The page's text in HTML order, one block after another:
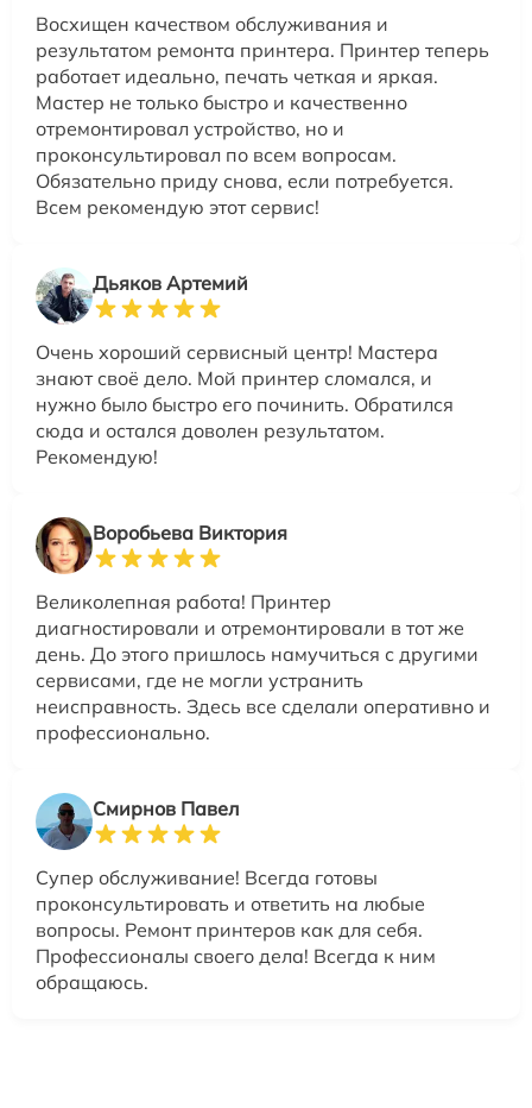
Восхищен качеством обслуживания и
результатом ремонта принтера. Принтер теперь
работает идеально, печать четкая и яркая.
Мастер не только быстро и качественно
отремонтировал устройство, но и
проконсультировал по всем вопросам.
Обязательно приду снова, если потребуется.
Всем рекомендую этот сервис!
Дьяков Артемий
Очень хороший сервисный центр! Мастера
знают своё дело. Мой принтер сломался, и
нужно было быстро его починить. Обратился
сюда и остался доволен результатом.
Рекомендую!
Воробьева Виктория
Великолепная работа! Принтер
диагностировали и отремонтировали в тот же
день. До этого пришлось намучиться с другими
сервисами, где не могли устранить
неисправность. Здесь все сделали оперативно и
профессионально.
Смирнов Павел
Супер обслуживание! Всегда готовы
проконсультировать и ответить на любые
вопросы. Ремонт принтеров как для себя.
Профессионалы своего дела! Всегда к ним
обращаюсь.